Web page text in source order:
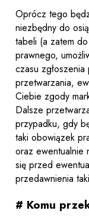
Oprócz tego
niezbędny do
tabeli (a zatem
prawnego,
czasu
przetwarzania,
Ciebie zgody
Dalsze
przypadku, gdy
taki obowiązek
oraz ewentualnie
się przed
przedawnienia
# Komu